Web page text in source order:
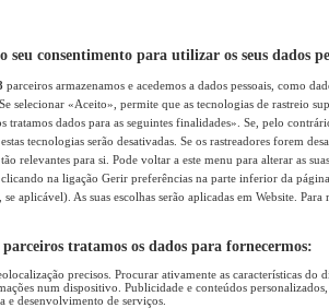
seu consentimento para utilizar os seus dados
parceiros armazenamos e acedemos a dados pessoais, como
selecionar «Aceito», permite que as tecnologias de rastreio
tratamos dados para as seguintes finalidades». Se, pelo
tecnologias serão desativadas. Se os rastreadores forem
relevantes para si. Pode voltar a este menu para alterar as
na ligação Gerir preferências na parte inferior da
se aplicável). As suas escolhas serão aplicadas em Website.
parceiros tratamos os dados para fornecermos:
precisos. Procurar ativamente as características do
num dispositivo. Publicidade e conteúdos
e desenvolvimento de serviços.